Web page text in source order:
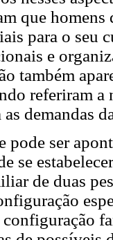
que
para o seu
e
também
referiram a
demandas
pode ser
se
de duas
configuração